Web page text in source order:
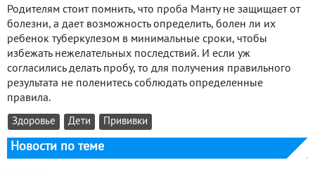
Родителям стоит помнить, что проба Манту не защищает от
болезни, а дает возможность определить, болен ли их
ребенок туберкулезом в минимальные сроки, чтобы
избежать нежелательных последствий. И если уж
согласились делать пробу, то для получения правильного
результата не поленитесь соблюдать определенные
правила.
Здоровье Дети Прививки
Новости по теме